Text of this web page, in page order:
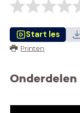
Start les
Printen
Onderdelen